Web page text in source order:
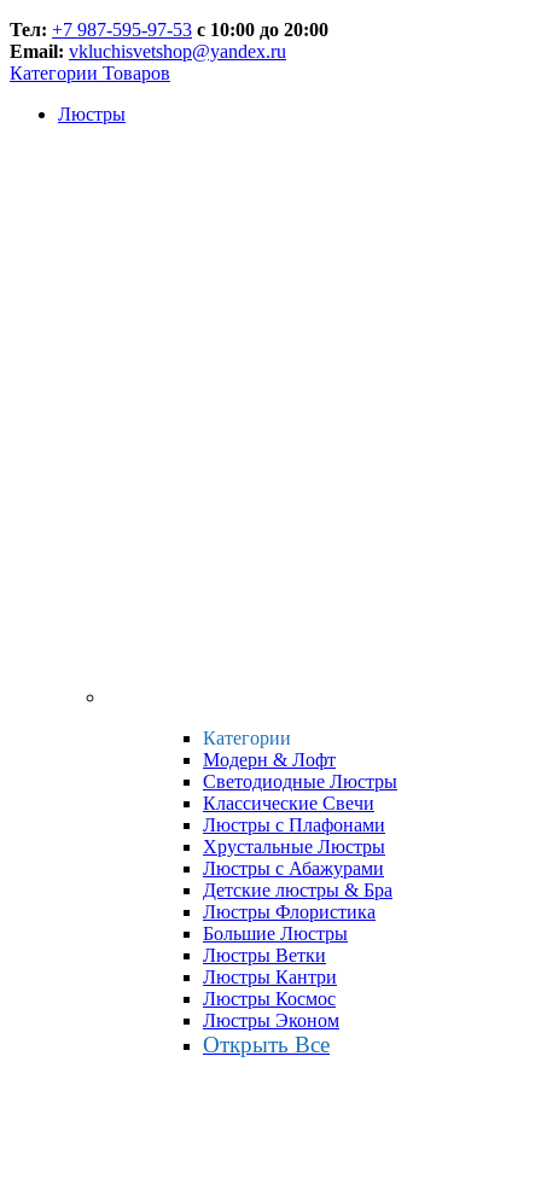
Тел: +7 987-595-97-53 с 10:00 до 20:00
Email: vkluchisvetshop@yandex.ru
Категории Товаров
Люстры
Категории
Модерн & Лофт
Светодиодные Люстры
Классические Свечи
Люстры с Плафонами
Хрустальные Люстры
Люстры с Абажурами
Детские люстры & Бра
Люстры Флористика
Большие Люстры
Люстры Ветки
Люстры Кантри
Люстры Космос
Люстры Эконом
Открыть Все